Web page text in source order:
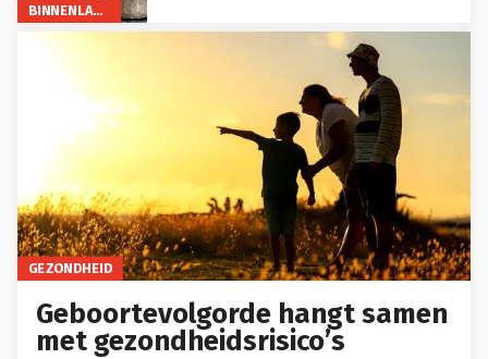
BINNENLAND
GEZONDHEID
Geboortevolgorde hangt samen
met gezondheidsrisico’s